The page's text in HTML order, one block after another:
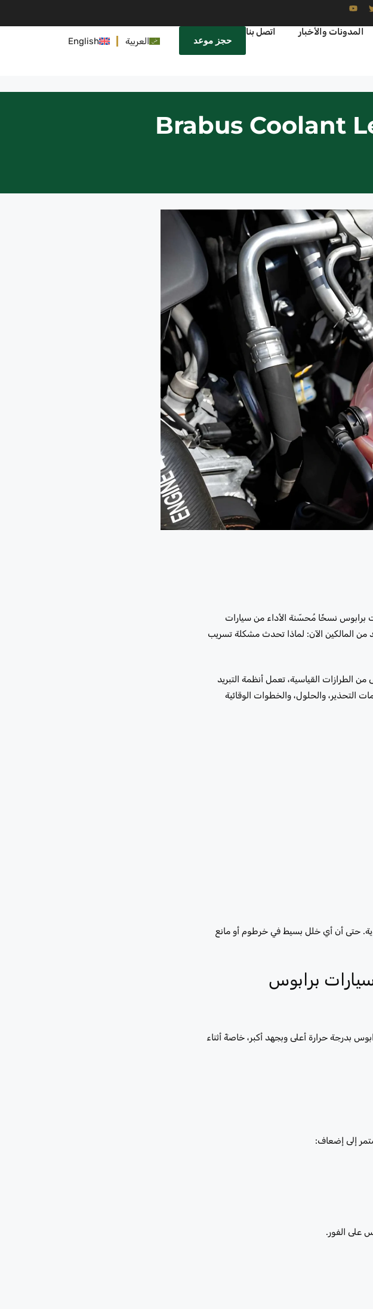
المدونات والأخبار اتصل بنا
حجز موعد العربية English
Brabus Coolant
برابوس نسخًا مُحسّنة الأداء من سيارات
من المالكين الآن: لماذا تحدث مشكلة تسريب
الطرازات القياسية، تعمل أنظمة التبريد
التحذير، والحلول، والخطوات الوقائية
حتى أن أي خلل بسيط في خرطوم أو مانع
برابوس
بدرجة حرارة أعلى وبجهد أكبر، خاصةً أثناء
إلى إضعاف:
على الفور.